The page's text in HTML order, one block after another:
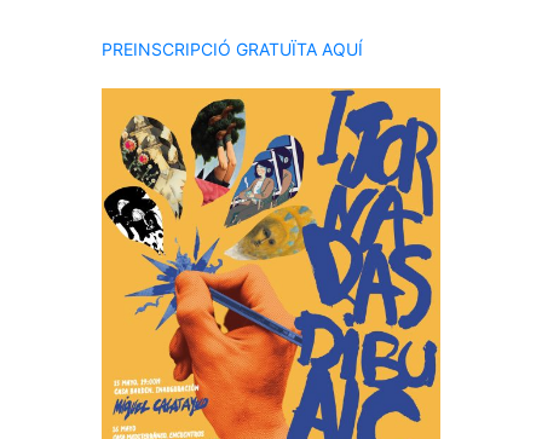
PREINSCRIPCIÓ GRATUÏTA AQUÍ